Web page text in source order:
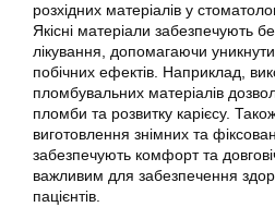
розхідних матеріалів у
Якісні матеріали забезпечують
лікування, допомагаючи
побічних ефектів. Наприклад,
пломбувальних матеріалів
пломби та розвитку карієсу.
виготовлення знімних та
забезпечують комфорт та
важливим для забезпечення
пацієнтів.